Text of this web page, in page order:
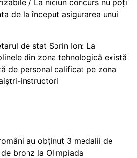
/ La niciun concurs nu poți
de la început asigurarea unui
de stat Sorin Ion: La
din zona tehnologică există
de personal calificat pe zona
instructori
au obținut 3 medalii de
bronz la Olimpiada